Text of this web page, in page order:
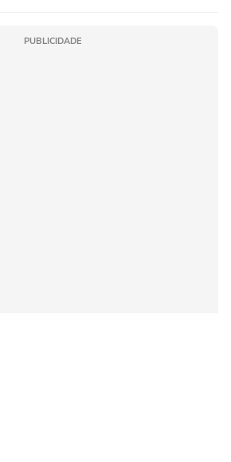
PUBLICIDADE